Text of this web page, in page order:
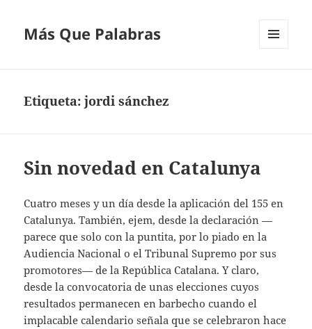
Más Que Palabras
Etiqueta:jordi sánchez
Sin novedad en Catalunya
Cuatro meses y un día desde la aplicación del 155 en
Catalunya. También, ejem, desde la declaración —
parece que solo con la puntita, por lo piado en la
Audiencia Nacional o el Tribunal Supremo por sus
promotores— de la República Catalana. Y claro,
desde la convocatoria de unas elecciones cuyos
resultados permanecen en barbecho cuando el
implacable calendario señala que se celebraron hace